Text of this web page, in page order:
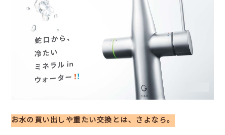
お水の買い出しや重たい交換とは、さよなら。